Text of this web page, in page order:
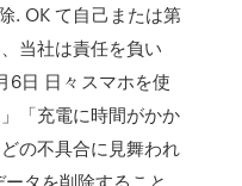
. OK て自己または第
当社は責任を負い
6日 日々スマホを使
「充電に時間がかか
の不具合に見舞われ
タを削除すること